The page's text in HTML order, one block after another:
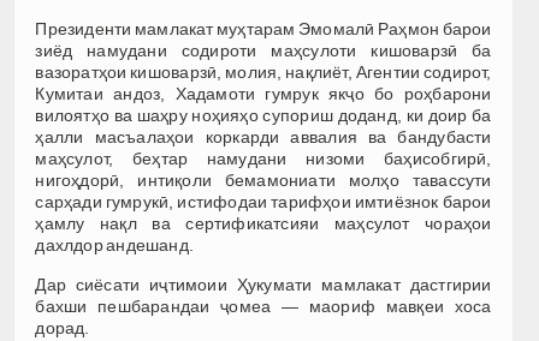
Президенти мамлакат муҳтарам Эмомалӣ Раҳмон барои
зиёд намудани содироти маҳсулоти кишоварзӣ ба
вазоратҳои кишоварзӣ, молия, нақлиёт, Агентии содирот,
Кумитаи андоз, Хадамоти гумрук якҷо бо роҳбарони
вилоятҳо ва шаҳру ноҳияҳо супориш доданд, ки доир ба
ҳалли масъалаҳои коркарди аввалия ва бандубасти
маҳсулот, беҳтар намудани низоми баҳисобгирӣ,
нигоҳдорӣ, интиқоли бемамониати молҳо тавассути
сарҳади гумрукӣ, истифодаи тарифҳои имтиёзнок барои
ҳамлу нақл ва сертификатсияи маҳсулот чораҳои
дахлдор андешанд.
Дар сиёсати иҷтимоии Ҳукумати мамлакат дастгирии
бахши пешбарандаи ҷомеа — маориф мавқеи хоса
дорад.